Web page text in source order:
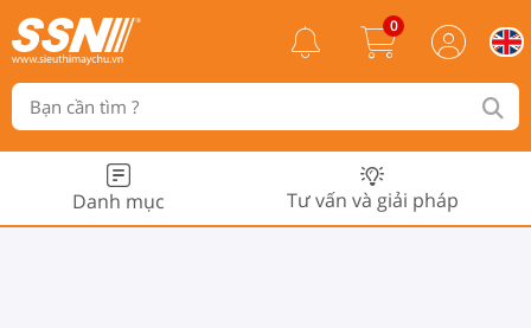
0
Danh mục Tư vấn và giải pháp